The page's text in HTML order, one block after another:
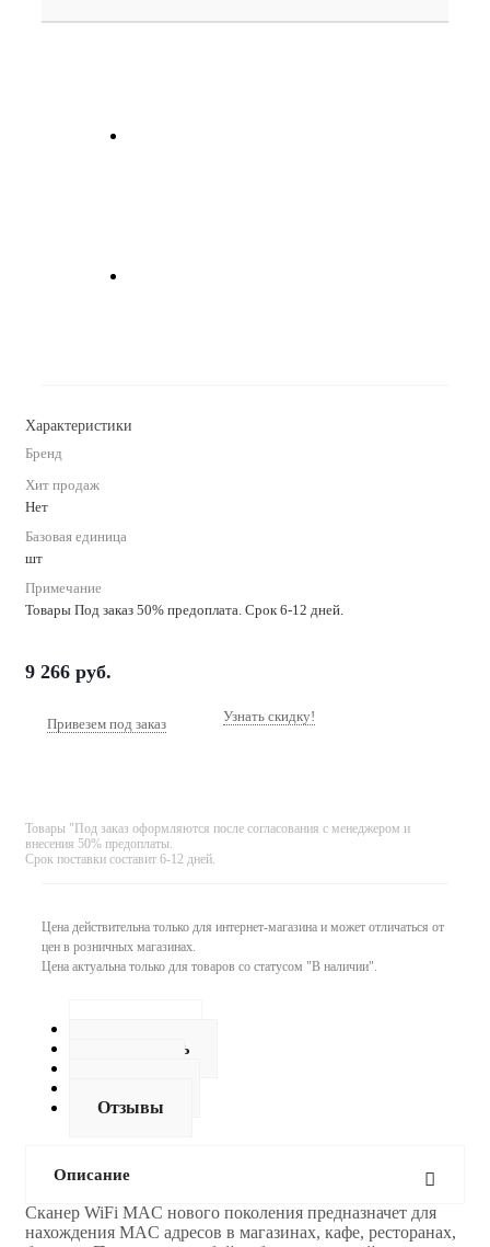
Характеристики
Бренд
Хит продаж
Нет
Базовая единица
шт
Примечание
Товары Под заказ 50% предоплата. Срок 6-12 дней.
9 266 руб.
Привезем под заказ Узнать скидку!
Товары "Под заказ оформляются после согласования с менеджером и
внесения 50% предоплаты.
Срок поставки составит 6-12 дней.
Цена действительна только для интернет-магазина и может отличаться от
цен в розничных магазинах.
Цена актуальна только для товаров со статусом "В наличии".
Как купить
Отзывы
Описание
Сканер WiFi MAC нового поколения предназначет для
нахождения MAC адресов в магазинах, кафе, ресторанах,